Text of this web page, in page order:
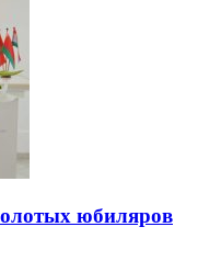
юбиляров